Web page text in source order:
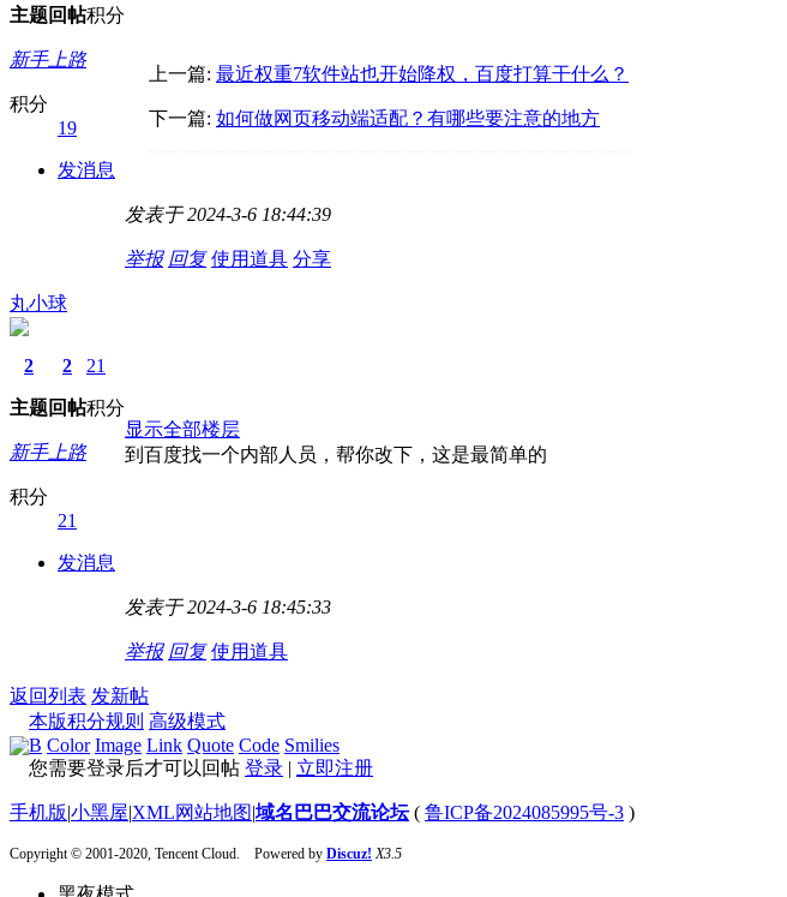
主题回帖积分
新手上路
积分
19
发消息
上一篇: 最近权重7软件站也开始降权，百度打算干什么？
下一篇: 如何做网页移动端适配？有哪些要注意的地方
发表于 2024-3-6 18:44:39
举报 回复 使用道具 分享
丸小球
2
主题
2
回帖
21
积分
新手上路
积分
21
发消息
显示全部楼层
到百度找一个内部人员，帮你改下，这是最简单的
发表于 2024-3-6 18:45:33
举报 回复 使用道具
返回列表 发新帖
本版积分规则 高级模式
B Color Image Link Quote Code Smilies
您需要登录后才可以回帖 登录 | 立即注册
手机版|小黑屋|XML网站地图|域名巴巴交流论坛( 鲁ICP备2024085995号-3 )
Copyright © 2001-2020, Tencent Cloud. Powered by Discuz! X3.5